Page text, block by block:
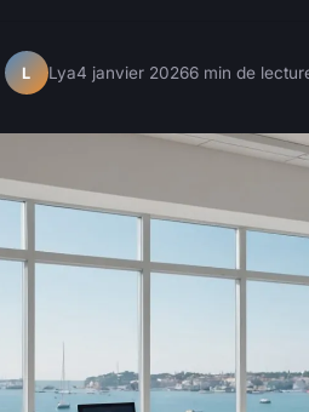
L Lya4 janvier 20266 min de